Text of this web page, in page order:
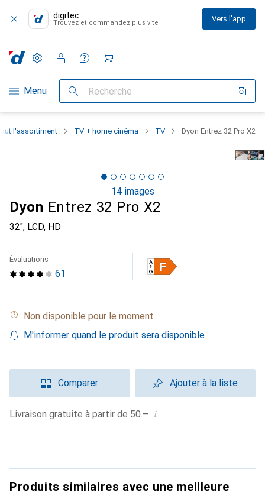
digitec
Trouvez et commandez plus vite Vers l'app
Navigation par catégorie
Menu Recherche
Paramètres
Compte client
Listes de comparaison
Listes d'envies
Panier
l'assortiment TV + home cinéma TV Dyon Entrez 32 Pro X2
14 images
Dyon Entrez 32 Pro X2
32", LCD, HD
61
Évaluations
Non disponible pour le moment
M'informer quand le produit sera disponible
Comparer Ajouter à la liste
Livraison gratuite à partir de 50.– i
Produits similaires avec une meilleure